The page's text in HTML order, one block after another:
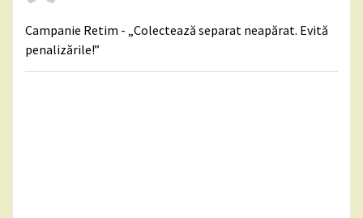
Campanie Retim - „Colectează separat neapărat. Evită
penalizările!”